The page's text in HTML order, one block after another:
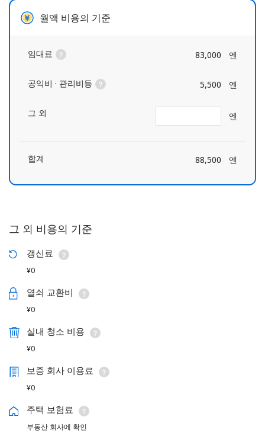
월액 비용의 기준
임대료 83,000 엔
공익비 · 관리비등 5,500 엔
그 외 엔
합계 88,500 엔
그 외 비용의 기준
갱신료
¥0
열쇠 교환비
¥0
실내 청소 비용
¥0
보증 회사 이용료
¥0
주택 보험료
부동산 회사에 확인